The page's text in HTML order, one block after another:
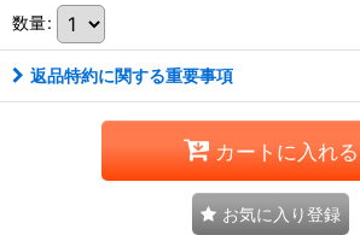
数量:
返品特約に関する重要事項
カートに入れる
お気に入り登録